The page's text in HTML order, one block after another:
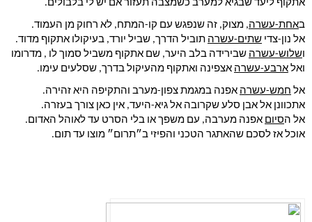
אתקוף ליעד שבגיא למערב כשמצבה תעזור אם יש לי בלבולים.
באחת-עשרה, מצוק, זה שנפגש עם קו-המתח, לא רחוק מן העמוד.
אל נון-צדי שתים-עשרה תוביל הדרך, שביל יורד, בעיקולו אתקוף מדוד.
שלוש-עשרה שבירידה בלב היער, שם אתקוף משביל סמוך לו , מדרומו
ואל ארבע-עשרה אצפינה ואתקוף מהעיקול בדרך, שסלעים עימו.
אל חמש-עשרה אפנה במגמת צפון-מערב והתקיפה היא זהירה.
אתכוונן אל אבן סלע שקרובה אל גיא-היעד, אין כאן צורך בעזרה.
אל הסיום אפנה מערבה, עם משפך או בלי הסרט עד לאוהל האדום.
אוכל אז לסכם שהאתגר הטכני והפיזי ב״תרום״ מוצו עד תום.